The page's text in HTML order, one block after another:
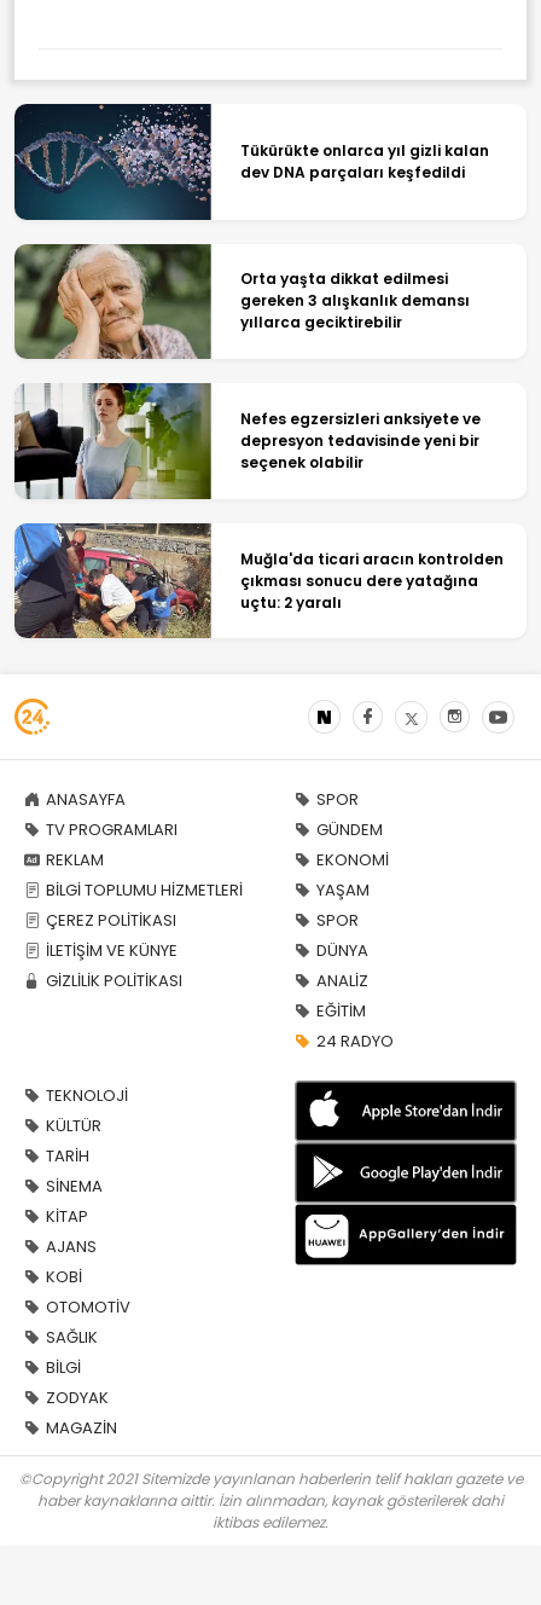
Tükürükte onlarca yıl gizli kalan
dev DNA parçaları keşfedildi
Orta yaşta dikkat edilmesi
gereken 3 alışkanlık demansı
yıllarca geciktirebilir
Nefes egzersizleri anksiyete ve
depresyon tedavisinde yeni bir
seçenek olabilir
Muğla'da ticari aracın kontrolden
çıkması sonucu dere yatağına
uçtu: 2 yaralı
ANASAYFA
TV PROGRAMLARI
REKLAM
BİLGİ TOPLUMU HİZMETLERİ
ÇEREZ POLİTİKASI
İLETİŞİM VE KÜNYE
GİZLİLİK POLİTİKASI
SPOR
GÜNDEM
EKONOMİ
YAŞAM
SPOR
DÜNYA
ANALİZ
EĞİTİM
24 RADYO
TEKNOLOJİ
KÜLTÜR
TARİH
SİNEMA
KİTAP
AJANS
KOBİ
OTOMOTİV
SAĞLIK
BİLGİ
ZODYAK
MAGAZİN
©Copyright 2021 Sitemizde yayınlanan haberlerin telif hakları gazete ve
haber kaynaklarına aittir. İzin alınmadan, kaynak gösterilerek dahi
iktibas edilemez.